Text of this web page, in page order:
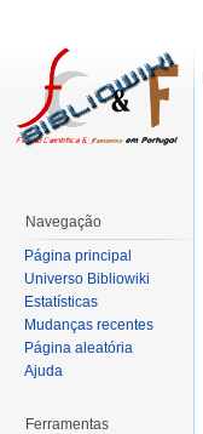
Navegação
Página principal
Universo Bibliowiki
Estatísticas
Mudanças recentes
Página aleatória
Ajuda
Ferramentas